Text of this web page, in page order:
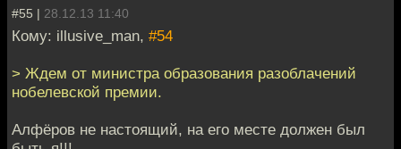
#55 | 28.12.13 11:40
Кому: illusive_man, #54
> Ждем от министра образования разоблачений
нобелевской премии.
Алфёров не настоящий, на его месте должен был